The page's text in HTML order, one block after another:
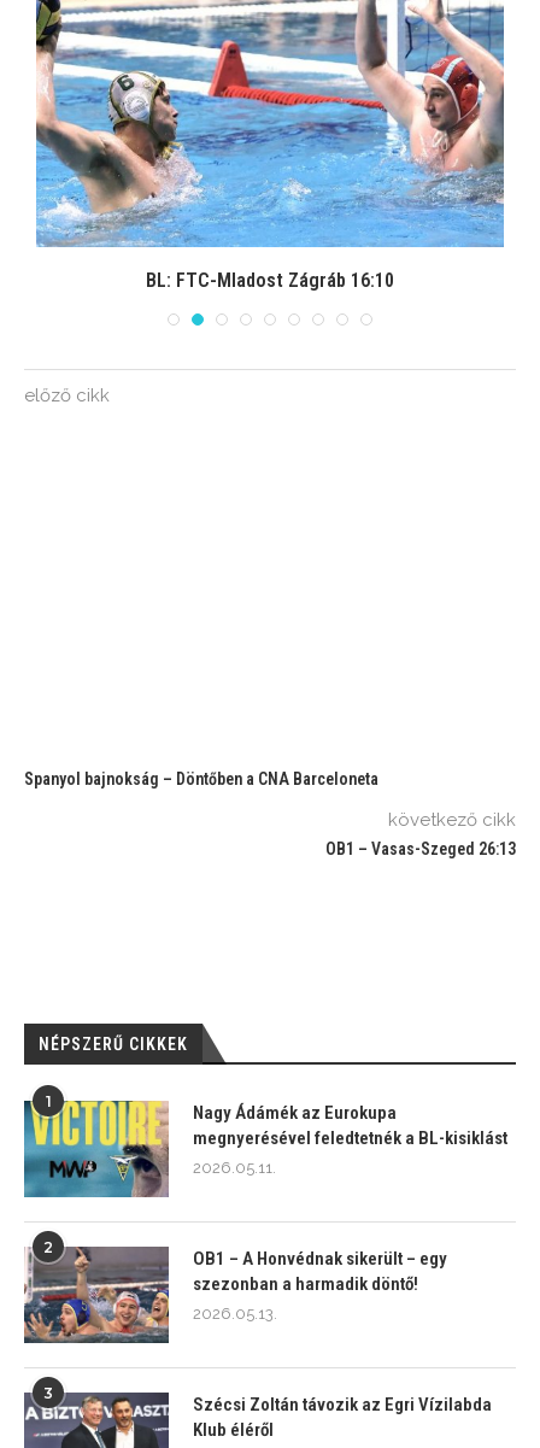
BL: FTC-Mladost Zágráb 16:10
előző cikk
Spanyol bajnokság – Döntőben a CNA Barceloneta
következő cikk
OB1 – Vasas-Szeged 26:13
NÉPSZERŰ CIKKEK
1
Nagy Ádámék az Eurokupa
megnyerésével feledtetnék a BL-kisiklást
2026.05.11.
2
OB1 – A Honvédnak sikerült – egy
szezonban a harmadik döntő!
2026.05.13.
3
Szécsi Zoltán távozik az Egri Vízilabda
Klub éléről